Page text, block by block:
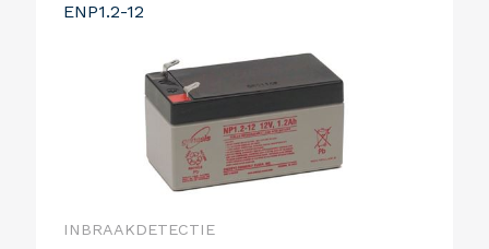
ENP1.2-12
INBRAAKDETECTIE